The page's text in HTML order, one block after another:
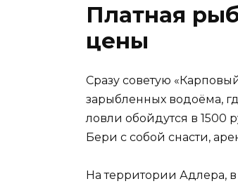
Платная
цены
Сразу советую
зарыбленных водоёма,
ловли обойдутся в 1500
Бери с собой снасти,
На территории Адлера, в